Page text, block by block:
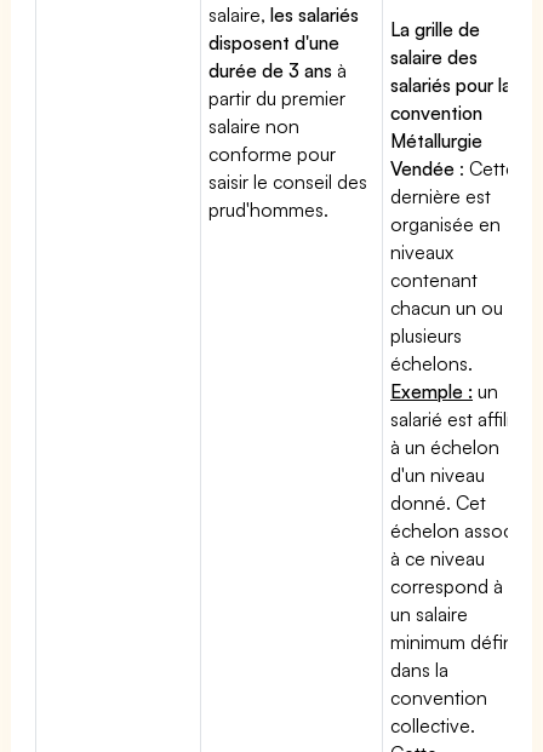
salaire,les salariés
disposent d'une
durée de 3 ans à
partir du premier
salaire non
conforme pour
saisir le conseil des
prud'hommes.
La grille de
salaire des
salariés pour la
convention
Métallurgie
Vendée : Cette
dernière est
organisée en
niveaux
contenant
chacun un ou
plusieurs
échelons.
Exemple : un
salarié est affilié
à un échelon
d'un niveau
donné. Cet
échelon associé
à ce niveau
correspond à
un salaire
minimum défini
dans la
convention
collective.